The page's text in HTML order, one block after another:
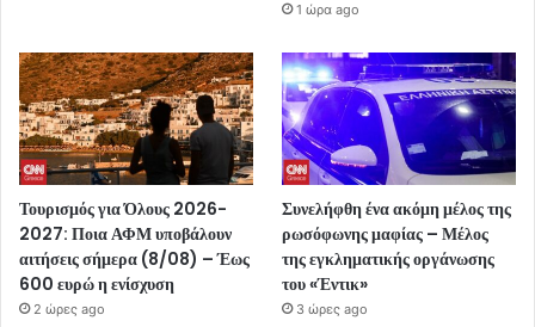
1 ώρα ago
Τουρισμός για Όλους 2026-
2027: Ποια ΑΦΜ υποβάλουν
αιτήσεις σήμερα (8/08) – Έως
600 ευρώ η ενίσχυση
2 ώρες ago
Συνελήφθη ένα ακόμη μέλος της
ρωσόφωνης μαφίας – Μέλος
της εγκληματικής οργάνωσης
του «Έντικ»
3 ώρες ago